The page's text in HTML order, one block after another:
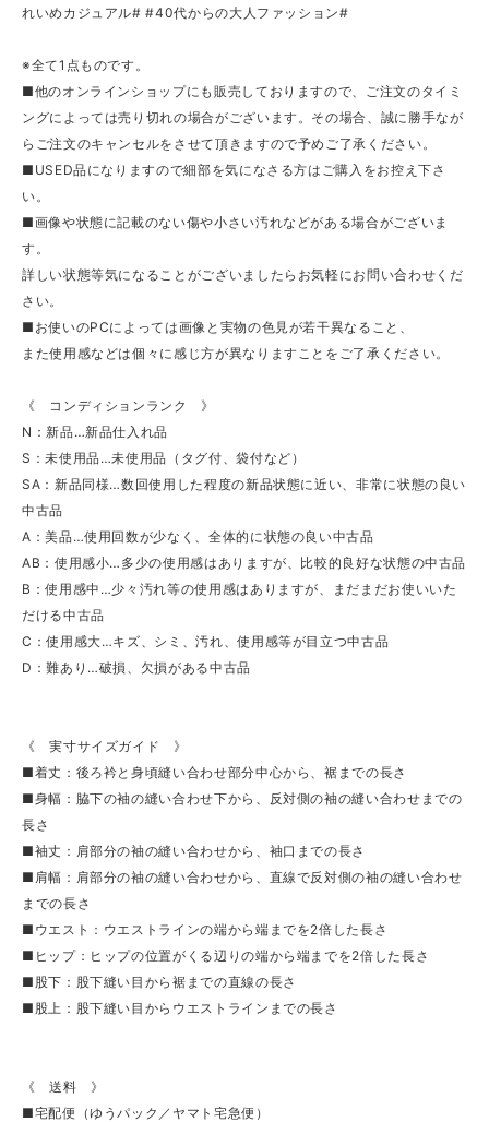
れいめカジュアル# #40代からの大人ファッション#
※全て1点ものです。
■他のオンラインショップにも販売しておりますので、ご注文のタイミ
ングによっては売り切れの場合がございます。その場合、誠に勝手なが
らご注文のキャンセルをさせて頂きますので予めご了承ください。
■USED品になりますので細部を気になさる方はご購入をお控え下さ
い。
■画像や状態に記載のない傷や小さい汚れなどがある場合がございま
す。
詳しい状態等気になることがございましたらお気軽にお問い合わせくだ
さい。
■お使いのPCによっては画像と実物の色見が若干異なること、
また使用感などは個々に感じ方が異なりますことをご了承ください。
《 コンディションランク 》
N：新品…新品仕入れ品
S：未使用品…未使用品（タグ付、袋付など）
SA：新品同様…数回使用した程度の新品状態に近い、非常に状態の良い
中古品
A：美品…使用回数が少なく、全体的に状態の良い中古品
AB：使用感小…多少の使用感はありますが、比較的良好な状態の中古品
B：使用感中…少々汚れ等の使用感はありますが、まだまだお使いいた
だける中古品
C：使用感大…キズ、シミ、汚れ、使用感等が目立つ中古品
D：難あり…破損、欠損がある中古品
《 実寸サイズガイド 》
■着丈：後ろ衿と身頃縫い合わせ部分中心から、裾までの長さ
■身幅：脇下の袖の縫い合わせ下から、反対側の袖の縫い合わせまでの
長さ
■袖丈：肩部分の袖の縫い合わせから、袖口までの長さ
■肩幅：肩部分の袖の縫い合わせから、直線で反対側の袖の縫い合わせ
までの長さ
■ウエスト：ウエストラインの端から端までを2倍した長さ
■ヒップ：ヒップの位置がくる辺りの端から端までを2倍した長さ
■股下：股下縫い目から裾までの直線の長さ
■股上：股下縫い目からウエストラインまでの長さ
《 送料 》
■宅配便（ゆうパック／ヤマト宅急便）